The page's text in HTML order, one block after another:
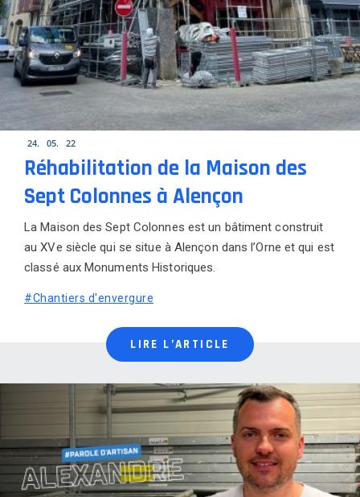
24 05 22
Réhabilitation de la Maison des
Sept Colonnes à Alençon
La Maison des Sept Colonnes est un bâtiment construit
au XVe siècle qui se situe à Alençon dans l’Orne et qui est
classé aux Monuments Historiques.
LIRE L’ARTICLE
#Chantiers d'envergure